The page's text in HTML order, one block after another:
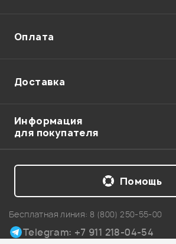
Оплата
Доставка
Информация
для покупателя
Бесплатная линия: 8 (800) 250-55-00
Telegram: +7 911 218-04-54
Помощь